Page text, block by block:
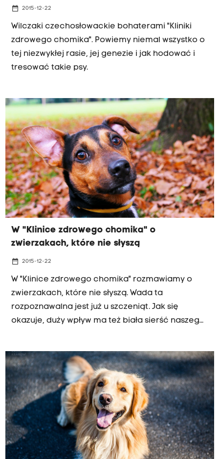
date_range 2015-12-22
Wilczaki czechosłowackie bohaterami "Kliniki
zdrowego chomika". Powiemy niemal wszystko o
tej niezwykłej rasie, jej genezie i jak hodować i
tresować takie psy.
W "Klinice zdrowego chomika" o
zwierzakach, które nie słyszą
date_range 2015-12-22
W "Klinice zdrowego chomika" rozmawiamy o
zwierzakach, które nie słyszą. Wada ta
rozpoznawalna jest już u szczeniąt. Jak się
okazuje, duży wpływ ma też biała sierść naszego